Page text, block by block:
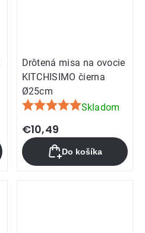
Drôtená misa na ovocie
KITCHISIMO čierna
Ø25cm
Priemerné
hodnotenie
produktu
je
5,0
Skladom
€10,49
Do košíka